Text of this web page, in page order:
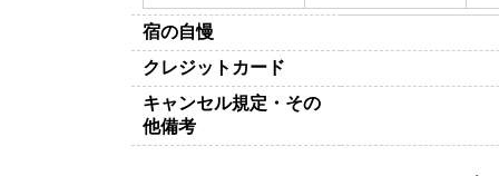
宿の自慢
クレジットカード
キャンセル規定・その
他備考